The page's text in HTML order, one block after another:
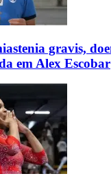
gravis,
em Alex Escobar